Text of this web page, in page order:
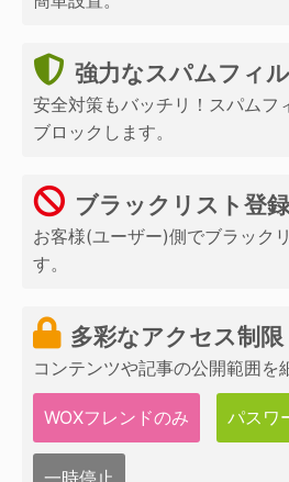
強力なスパムフィ
安全対策もバッチリ！スパムフ
ブロックします。
ブラックリスト登録
お客様(ユーザー)側でブラック
す。
多彩なアクセス制限
コンテンツや記事の公開範囲を
WOXフレンドのみ パスワ
一時停止